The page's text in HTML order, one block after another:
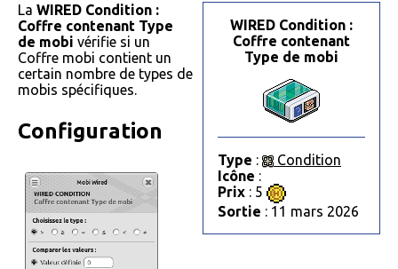
WIRED Condition :
Coffre contenant
Type de mobi
Type :
Condition
Icône :
Prix : 5
Sortie : 11 mars 2026
La WIRED Condition :
Coffre contenant Type
de mobi vérifie si un
Coffre mobi contient un
certain nombre de types de
mobis spécifiques.
Configuration